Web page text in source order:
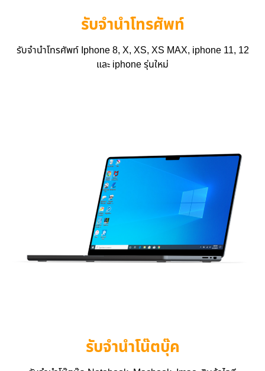
รับจำนำโทรศัพท์
รับจำนำโทรศัพท์ Iphone 8, X, XS, XS MAX, iphone 11, 12
และ iphone รุ่นใหม่
รับจำนำโน๊ตบุ๊ค